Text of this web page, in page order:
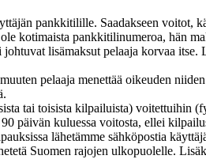
pankkitilille. Saadakseen voitot,
kotimaista pankkitilinumeroa, hän
lisämaksut pelaaja korvaa itse.
pelaaja menettää oikeuden
tai toisista kilpailuista) voitettuihin
päivän kuluessa voitosta, ellei
lähetämme sähköpostia
Suomen rajojen ulkopuolelle.